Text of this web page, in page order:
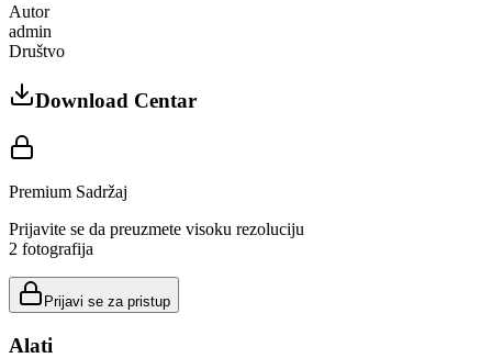
Autor
admin
Društvo
Download Centar
Premium Sadržaj
Prijavite se da preuzmete visoku rezoluciju
2 fotografija
Prijavi se za pristup
Alati